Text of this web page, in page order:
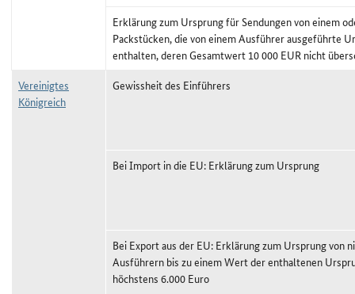
Erklärung zum Ursprung für Sendungen von einem
Packstücken, die von einem Ausführer ausgeführte
enthalten, deren Gesamtwert 10 000 EUR nicht
Vereinigtes
Königreich
Gewissheit des Einführers
Bei Import in die EU: Erklärung zum Ursprung
Bei Export aus der EU: Erklärung zum Ursprung von
Ausführern bis zu einem Wert der enthaltenen
höchstens 6.000 Euro